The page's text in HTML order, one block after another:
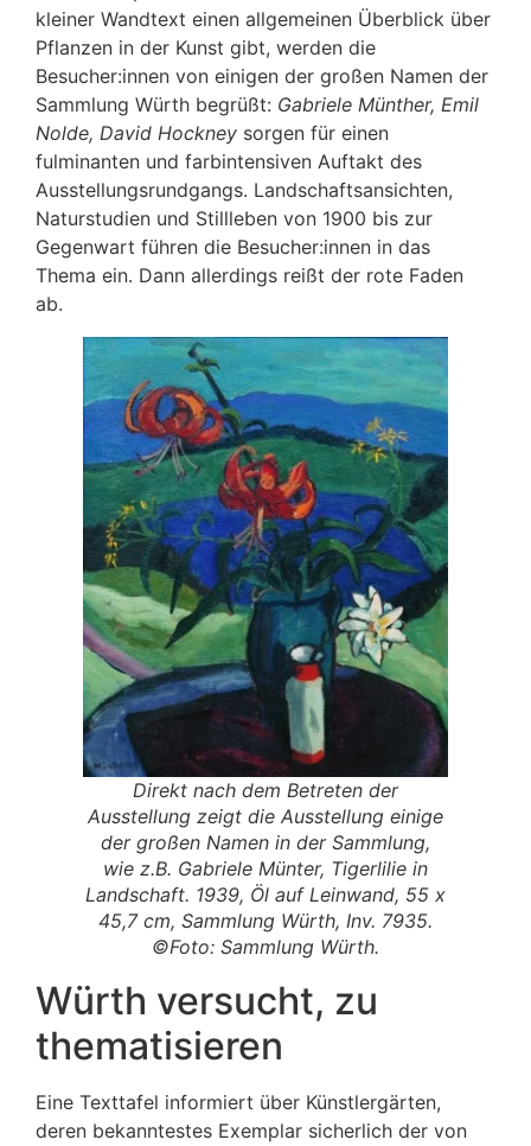
kleiner Wandtext einen allgemeinen Überblick über
Pflanzen in der Kunst gibt, werden die
Besucher:innen von einigen der großen Namen der
Sammlung Würth begrüßt: Gabriele Münther, Emil
Nolde, David Hockney sorgen für einen
fulminanten und farbintensiven Auftakt des
Ausstellungsrundgangs. Landschaftsansichten,
Naturstudien und Stillleben von 1900 bis zur
Gegenwart führen die Besucher:innen in das
Thema ein. Dann allerdings reißt der rote Faden
ab.
Direkt nach dem Betreten der
Ausstellung zeigt die Ausstellung einige
der großen Namen in der Sammlung,
wie z.B. Gabriele Münter, Tigerlilie in
Landschaft. 1939, Öl auf Leinwand, 55 x
45,7 cm, Sammlung Würth, Inv. 7935.
©Foto: Sammlung Würth.
Würth versucht, zu
thematisieren
Eine Texttafel informiert über Künstlergärten,
deren bekanntestes Exemplar sicherlich der von